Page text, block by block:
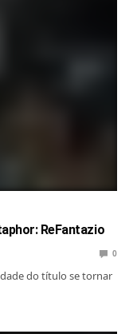
ReFantazio
0
do título se tornar